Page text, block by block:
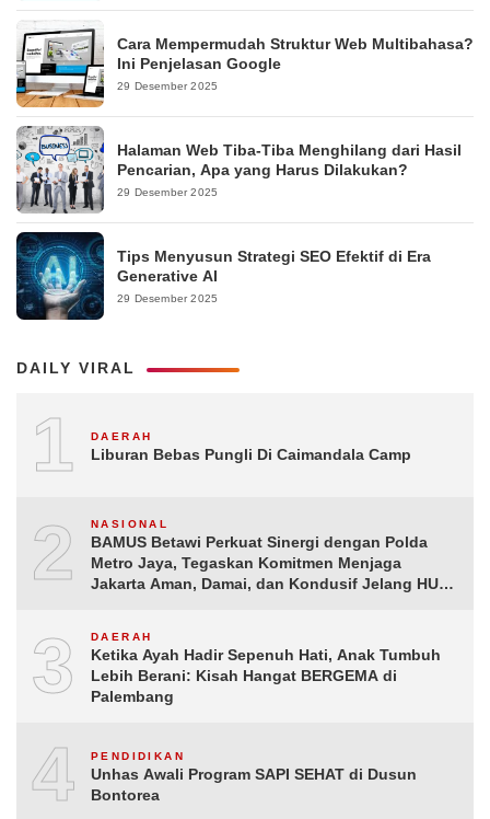
Cara Mempermudah Struktur Web Multibahasa?
Ini Penjelasan Google
29 Desember 2025
Halaman Web Tiba-Tiba Menghilang dari Hasil
Pencarian, Apa yang Harus Dilakukan?
29 Desember 2025
Tips Menyusun Strategi SEO Efektif di Era
Generative AI
29 Desember 2025
DAILY VIRAL
1 DAERAH
Liburan Bebas Pungli Di Caimandala Camp
2 NASIONAL
BAMUS Betawi Perkuat Sinergi dengan Polda
Metro Jaya, Tegaskan Komitmen Menjaga
Jakarta Aman, Damai, dan Kondusif Jelang HUT
3 DAERAH
Ketika Ayah Hadir Sepenuh Hati, Anak Tumbuh
Lebih Berani: Kisah Hangat BERGEMA di
Palembang
4 PENDIDIKAN
Unhas Awali Program SAPI SEHAT di Dusun
Bontorea